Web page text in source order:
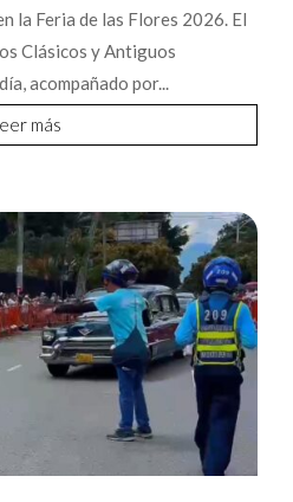
la Feria de las Flores 2026. El
Clásicos y Antiguos
acompañado por...
más